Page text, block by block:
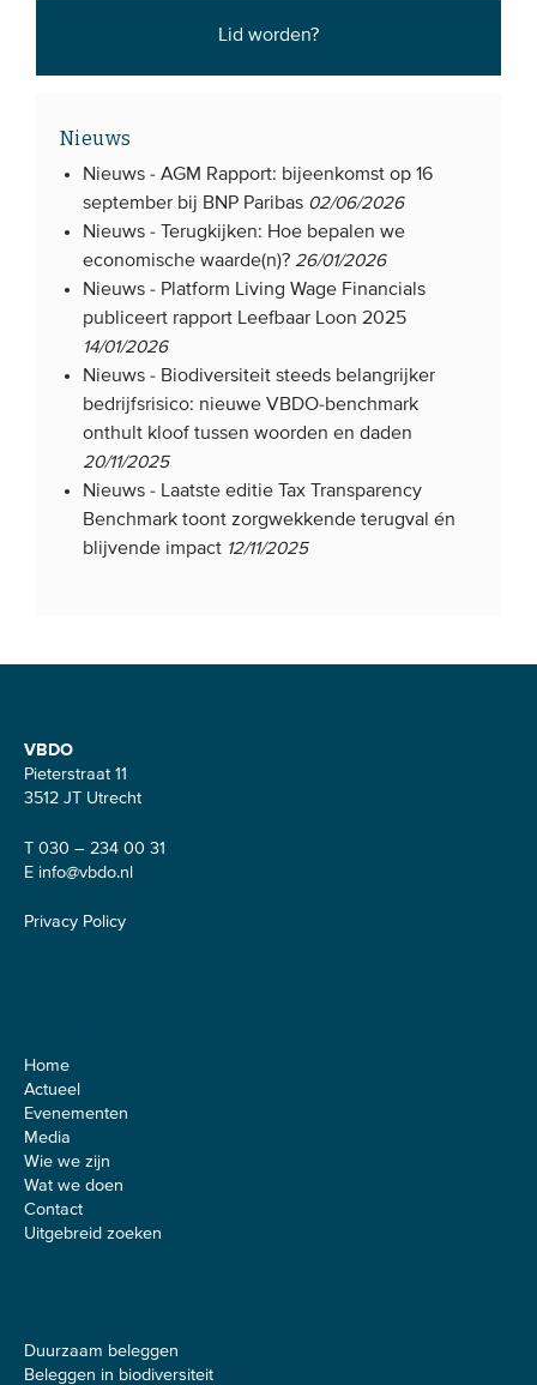
Lid worden?
Nieuws
Nieuws -AGM Rapport: bijeenkomst op 16
september bij BNP Paribas 02/06/2026
Nieuws -
Terugkijken: Hoe bepalen we
economische waarde(n)? 26/01/2026
Nieuws - Platform Living Wage Financials
publiceert rapport Leefbaar Loon 2025
14/01/2026
Nieuws - Biodiversiteit steeds belangrijker
bedrijfsrisico: nieuwe VBDO-benchmark
onthult kloof tussen woorden en daden
20/11/2025
Nieuws - Laatste editie Tax Transparency
Benchmark toont zorgwekkende terugval én
blijvende impact 12/11/2025
VBDO
Pieterstraat 11
3512 JT Utrecht
T 030 – 234 00 31
E info@vbdo.nl
Privacy Policy
Home
Actueel
Evenementen
Media
Wie we zijn
Wat we doen
Contact
Uitgebreid zoeken
Duurzaam beleggen
Beleggen in biodiversiteit